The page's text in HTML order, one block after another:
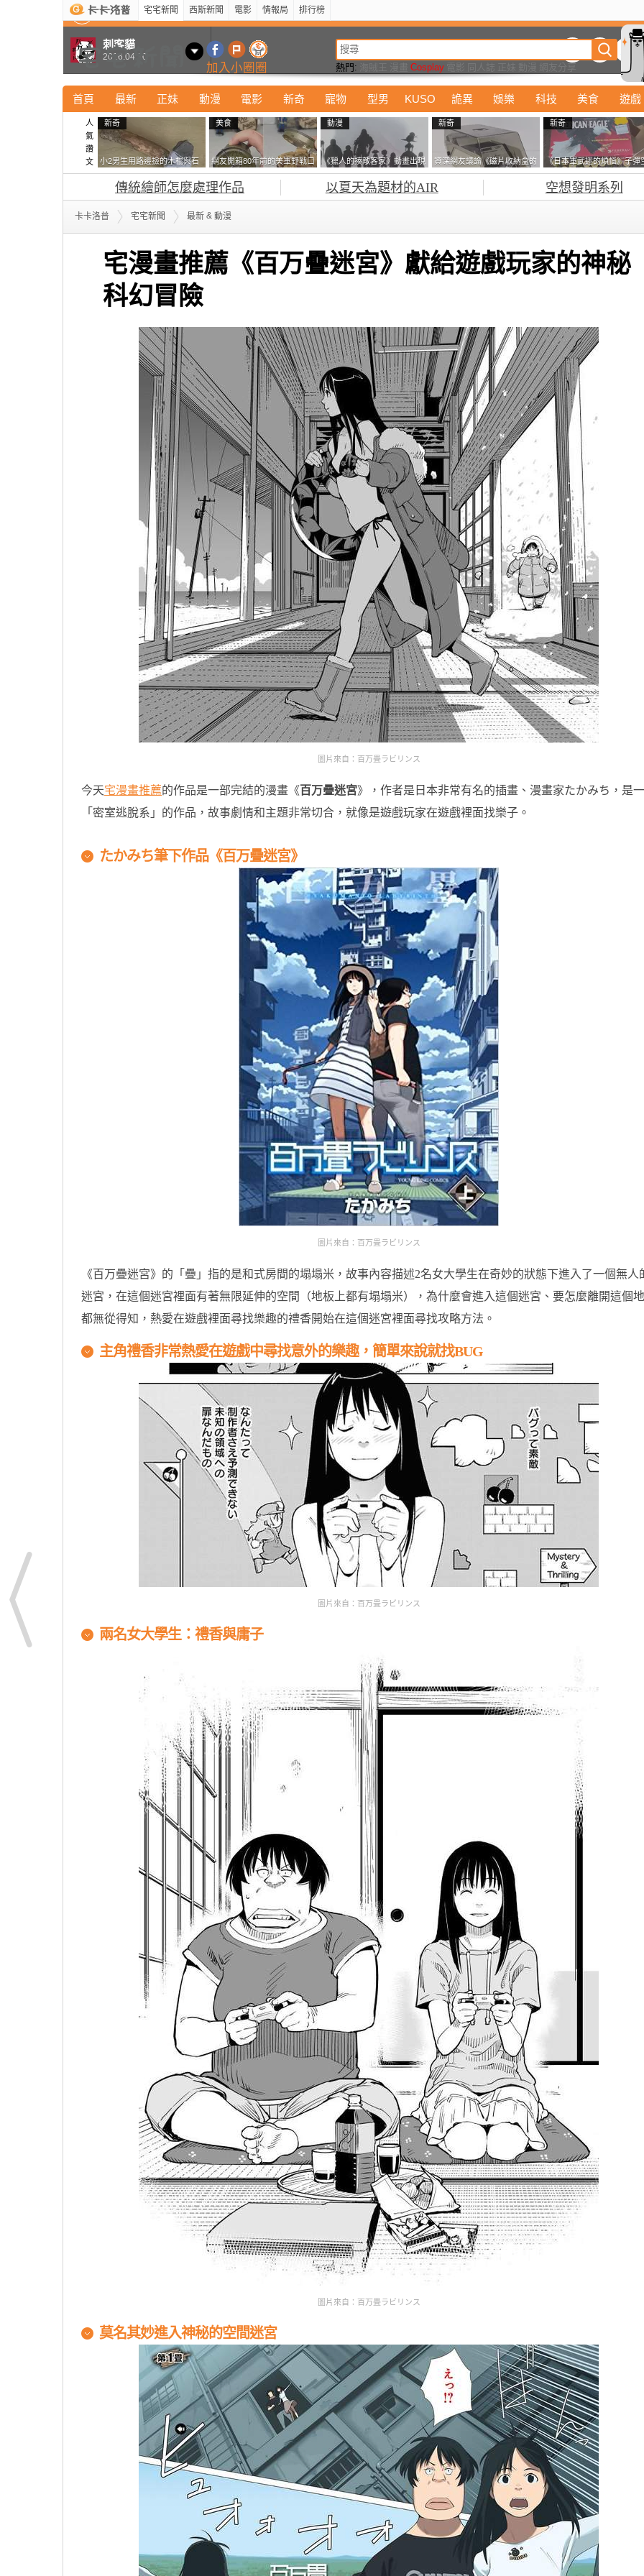
宅宅新聞 西斯新聞 電影 情報局 排行榜
加入小圈圈 熱門: Cosplay
首頁 最新 正妹 動漫 電影 新奇 寵物 型男 KUSO 詭異 娛樂 科技 美食 遊戲
人
氣
讚
文
新奇
小2男生用路邊撿的木棍與石
頭做成了《石斧》馬麻打開書
包嚇一跳怎麼會有這種東
西！？
美食
網友開箱80年前的美軍野戰口
糧 罐頭本身保存良好，但裡
面的味道...
動漫
《獵人的揍敵客家》動畫出現
的這個剪影是誰？你是不是忘
記還有這號人物了
新奇
資深網友議論《磁片收納盒的
鎖有什麼用》想偷的話整盒拿
走不就好了嗎？
新奇
《日本軍武迷的煩惱》子彈
盒在日本超級貴 美國網友直
接一大箱寄給他了
傳統繪師怎麼處理作品 以夏天為題材的AIR 空想發明系列
卡卡洛普 宅宅新聞 最新 & 動漫
宅漫畫推薦《百万疊迷宮》獻給遊戲玩家的神秘
科幻冒險
最新 新奇 正妹 寵物 型男 Kuso 科技 動漫
刺客貓
2016.04.10
圖片來自：百万畳ラビリンス
今天宅漫畫推薦的作品是一部完結的漫畫《百万疊迷宮》，作者是日本非常有名的插畫、漫畫家たかみち，是
「密室逃脫系」的作品，故事劇情和主題非常切合，就像是遊戲玩家在遊戲裡面找樂子。
たかみち筆下作品《百万疊迷宮》
圖片來自：百万畳ラビリンス
《百万疊迷宮》的「疊」指的是和式房間的塌塌米，故事內容描述2名女大學生在奇妙的狀態下進入了一個無人
迷宮，在這個迷宮裡面有著無限延伸的空間（地板上都有塌塌米），為什麼會進入這個迷宮、要怎麼離開這個
都無從得知，熱愛在遊戲裡面尋找樂趣的禮香開始在這個迷宮裡面尋找攻略方法。
主角禮香非常熱愛在遊戲中尋找意外的樂趣，簡單來說就找BUG
圖片來自：百万畳ラビリンス
兩名女大學生：禮香與庸子
圖片來自：百万畳ラビリンス
莫名其妙進入神秘的空間迷宮